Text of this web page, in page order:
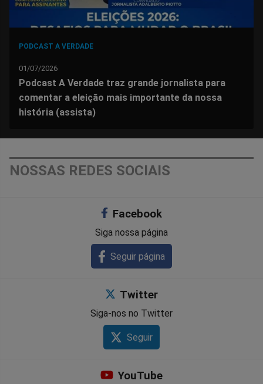
PODCAST A VERDADE
01/07/2026
Podcast A Verdade traz grande jornalista para
comentar a eleição mais importante da nossa
história (assista)
NOSSAS REDES SOCIAIS
Facebook
Siga nossa página
Seguir página
Twitter
Siga-nos no Twitter
Seguir
YouTube